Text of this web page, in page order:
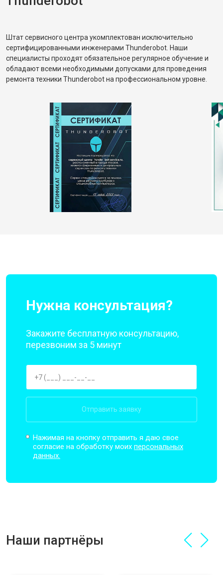
Штат сервисного центра укомплектован исключительно
сертифицированными инженерами Thunderobot. Наши
специалисты проходят обязательное регулярное обучение и
обладают всеми необходимыми допусками для проведения
ремонта техники Thunderobot на профессиональном уровне.
Нужна консультация?
Закажите бесплатную консультацию,
перезвоним за 5 минут
Отправить заявку
Нажимая на кнопку отправить я даю свое
согласие на обработку моихперсональных
данных.
Наши партнёры